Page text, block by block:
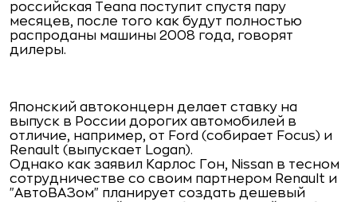
российская Teana поступит спустя пару
месяцев, после того как будут полностью
распроданы машины 2008 года, говорят
дилеры.
Японский автоконцерн делает ставку на
выпуск в России дорогих автомобилей в
отличие, например, от Ford (собирает Focus) и
Renault (выпускает Logan).
Однако как заявил Карлос Гон, Nissan в тесном
сотрудничестве со своим партнером Renault и
"АвтоВАЗом" планирует создать дешевый